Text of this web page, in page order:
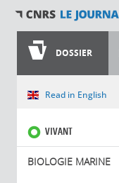
SECTIONS
DOSSIER
Vous êtes ici
Read in English
VIVANT
BIOLOGIE MARINE